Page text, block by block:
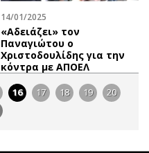
14/01/2025
«Αδειάζει» τον
Παναγιώτου ο
Χριστοδουλίδης για την
κόντρα με ΑΠΟΕΛ
16 17 18 19 20